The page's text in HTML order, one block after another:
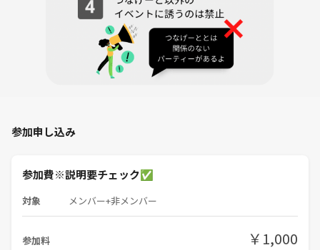
・お菓子は主催もいくつか準備しますが、持ってきてくれるとありがた
・お飲み物は各自持参でお願いしております！
・集会室の名義は「クレイト」で抑えておりますので、お間違えなく⭕️
A.初級会・中級会同時開催しますが、別卓で混ぜない様にしておりま
A.全然大丈夫です！本イベントの中でも初級会から麻雀が打てるように
参加申し込み
参加費※説明要チェック✅
対象 メンバー+非メンバー
参加料 ￥1,000